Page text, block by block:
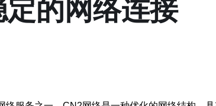
的网络连接